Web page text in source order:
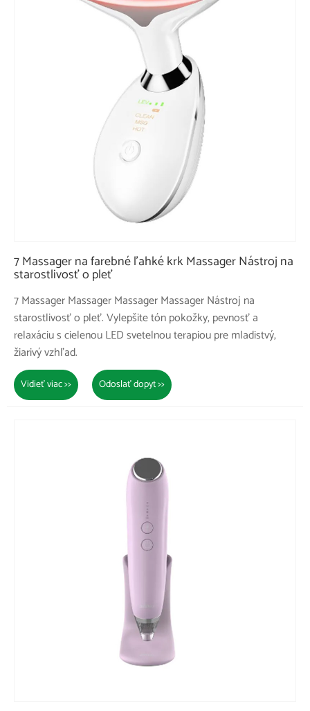
7 Massager na farebné ľahké krk Massager Nástroj na
starostlivosť o pleť
7 Massager Massager Massager Massager Nástroj na
starostlivosť o pleť. Vylepšite tón pokožky, pevnosť a
relaxáciu s cielenou LED svetelnou terapiou pre mladistvý,
žiarivý vzhľad.
Vidieť viac >> Odoslať dopyt >>